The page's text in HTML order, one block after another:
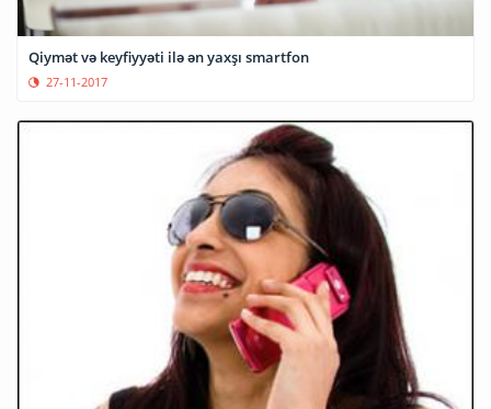
Qiymət və keyfiyyəti ilə ən yaxşı smartfon
27-11-2017